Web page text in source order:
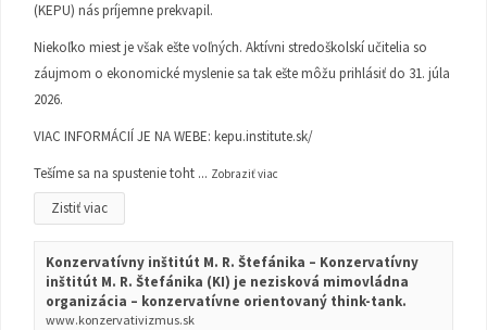
(KEPU) nás príjemne prekvapil.
Niekoľko miest je však ešte voľných. Aktívni stredoškolskí učitelia so
záujmom o ekonomické myslenie sa tak ešte môžu prihlásiť do 31. júla
2026.
VIAC INFORMÁCIÍ JE NA WEBE: kepu.institute.sk/
Tešíme sa na spustenie toht ... Zobraziť viac
Zistiť viac
Konzervatívny inštitút M. R. Štefánika – Konzervatívny
inštitút M. R. Štefánika (KI) je nezisková mimovládna
organizácia – konzervatívne orientovaný think-tank.
www.konzervativizmus.sk